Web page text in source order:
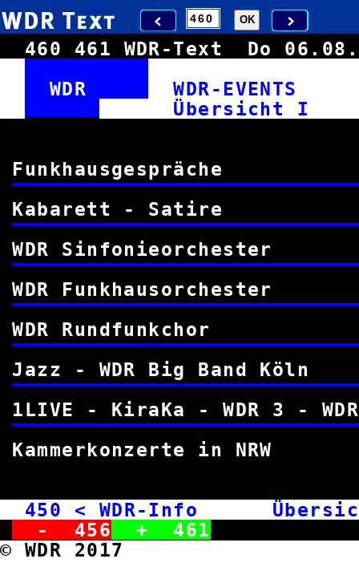
460 461 WDR-Text Do
WDR
WDR-EVENTS
Kabarett -
WDR
WDR
WDR
Jazz - WDR Big
1LIVE - KiraKa - WDR 3 -
Kammerkonzerte
450 < WDR-Info
- 456 + 461
© WDR 2017